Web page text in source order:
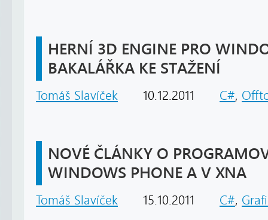
HERNÍ 3D ENGINE PRO
BAKALÁŘKA KE STAŽENÍ
Tomáš Slavíček 10.12.2011 C#,
NOVÉ ČLÁNKY O
WINDOWS PHONE A V XNA
Tomáš Slavíček 15.10.2011 C#,